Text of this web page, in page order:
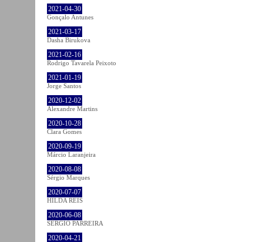
2021-04-30
Gonçalo Antunes
2021-03-17
Dasha Birukova
2021-02-16
Rodrigo Tavarela Peixoto
2021-01-19
Jorge Santos
2020-12-02
Alexandre Martins
2020-10-28
Clara Gomes
2020-09-19
Márcio Laranjeira
2020-08-08
Sérgio Marques
2020-07-07
HILDA REIS
2020-06-08
SÉRGIO PARREIRA
2020-04-21